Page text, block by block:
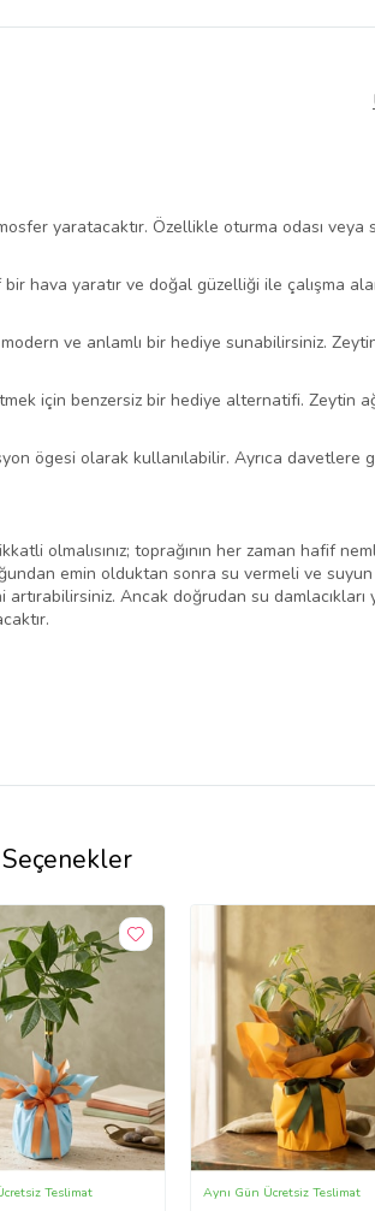
yaratacaktır. Özellikle oturma odası
hava yaratır ve doğal güzelliği ile çalışma
ve anlamlı bir hediye sunabilirsiniz. Zeytin
için benzersiz bir hediye alternatifi. Zeytin
ögesi olarak kullanılabilir. Ayrıca davetlere
olmalısınız; toprağının her zaman hafif
emin olduktan sonra su vermeli ve
Ancak doğrudan su
Teslimat Aynı Gün Ücretsiz Teslimat